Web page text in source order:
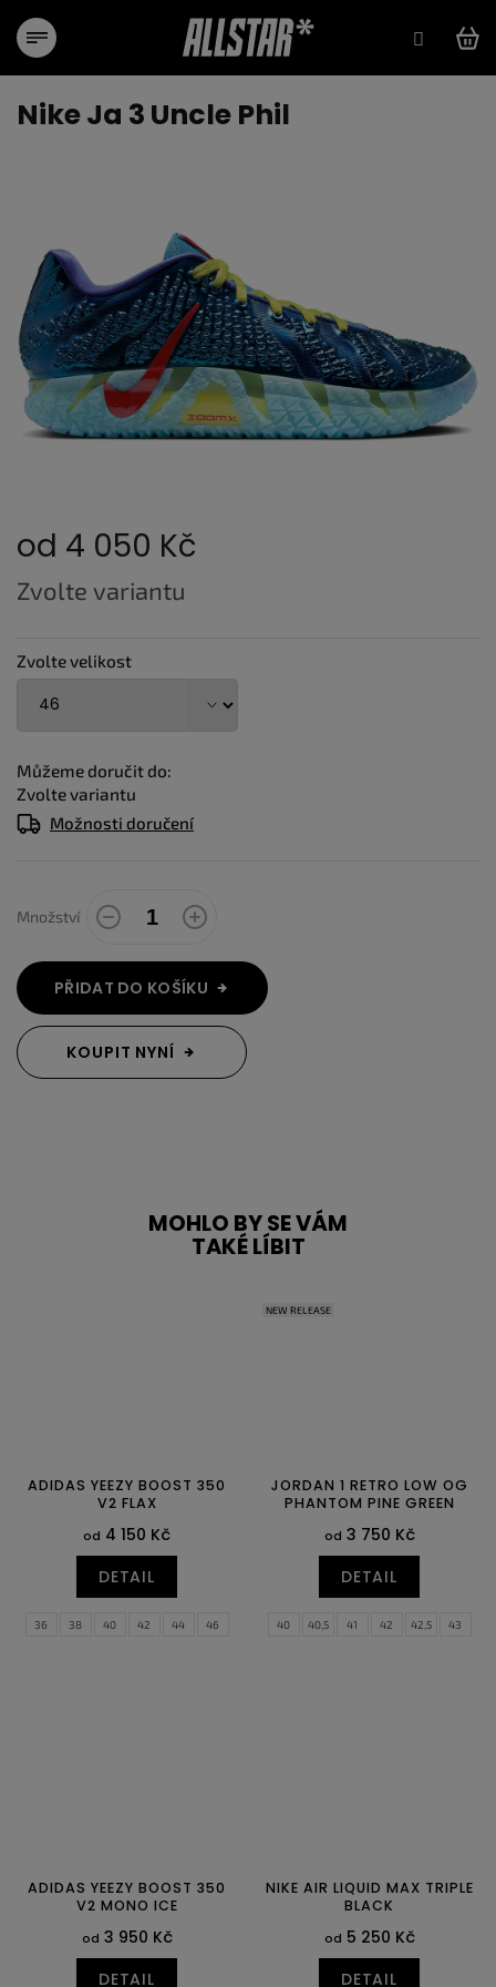
obsah
Nike Ja 3 Uncle Phil
od 4 050 Kč
Měrná
cena:
Zvolte variantu
Zvolte velikost
Můžeme doručit do:
Zvolte variantu
Možnosti doručení
Množství
PŘIDAT DO KOŠÍKU
KOUPIT NYNÍ
MOHLO BY SE VÁM
TAKÉ LÍBIT
ADIDAS YEEZY BOOST 350
V2 FLAX
od 4 150 Kč
DETAIL
36 38 40 42 44 46
NEW RELEASE
JORDAN 1 RETRO LOW OG
PHANTOM PINE GREEN
od 3 750 Kč
DETAIL
40 40,5 41 42 42,5
43
ADIDAS YEEZY BOOST 350
V2 MONO ICE
od 3 950 Kč
DETAIL
NIKE AIR LIQUID MAX TRIPLE
BLACK
od 5 250 Kč
DETAIL